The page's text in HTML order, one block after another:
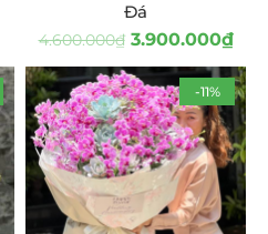
Đá
4.600.000₫ 3.900.000₫
-11%